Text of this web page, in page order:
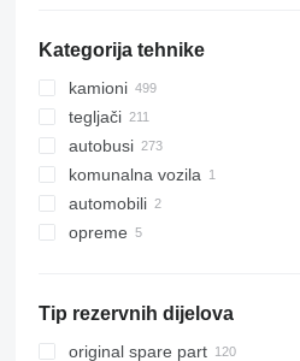
Kategorija tehnike
kamioni
tegljači
autobusi
komunalna vozila
komunalne mašine
kamioni za smeće
automobili
opreme
rashladne jedinice
Tip rezervnih dijelova
original spare part